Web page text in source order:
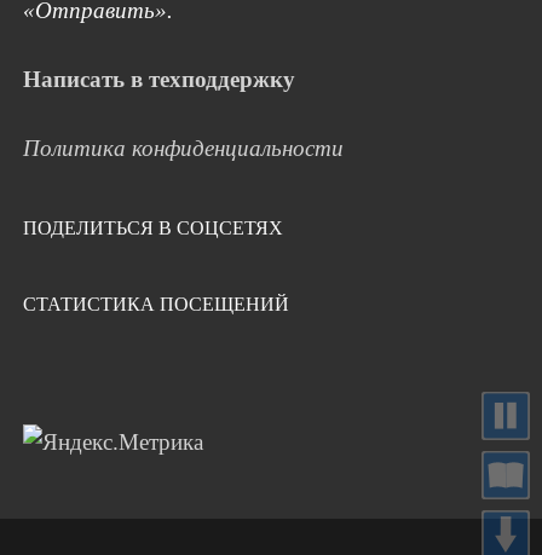
«Отправить».
Написать в техподдержку
Политика конфиденциальности
ПОДЕЛИТЬСЯ В СОЦСЕТЯХ
СТАТИСТИКА ПОСЕЩЕНИЙ